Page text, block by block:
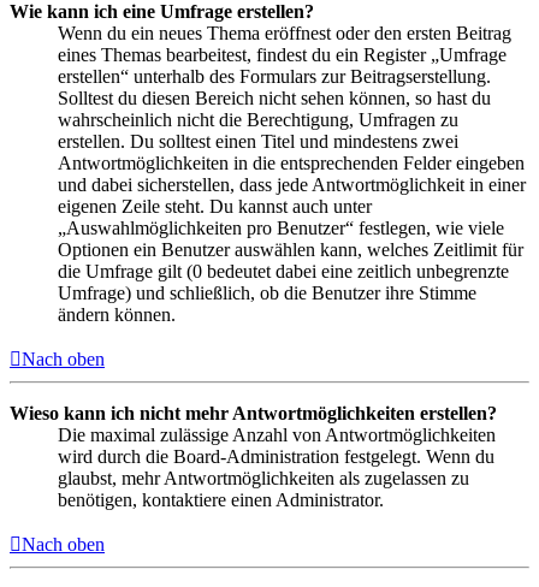
Wie kann ich eine Umfrage erstellen?
Wenn du ein neues Thema eröffnest oder den ersten Beitrag
eines Themas bearbeitest, findest du ein Register „Umfrage
erstellen“ unterhalb des Formulars zur Beitragserstellung.
Solltest du diesen Bereich nicht sehen können, so hast du
wahrscheinlich nicht die Berechtigung, Umfragen zu
erstellen. Du solltest einen Titel und mindestens zwei
Antwortmöglichkeiten in die entsprechenden Felder eingeben
und dabei sicherstellen, dass jede Antwortmöglichkeit in einer
eigenen Zeile steht. Du kannst auch unter
„Auswahlmöglichkeiten pro Benutzer“ festlegen, wie viele
Optionen ein Benutzer auswählen kann, welches Zeitlimit für
die Umfrage gilt (0 bedeutet dabei eine zeitlich unbegrenzte
Umfrage) und schließlich, ob die Benutzer ihre Stimme
ändern können.
Nach oben
Wieso kann ich nicht mehr Antwortmöglichkeiten erstellen?
Die maximal zulässige Anzahl von Antwortmöglichkeiten
wird durch die Board-Administration festgelegt. Wenn du
glaubst, mehr Antwortmöglichkeiten als zugelassen zu
benötigen, kontaktiere einen Administrator.
Nach oben